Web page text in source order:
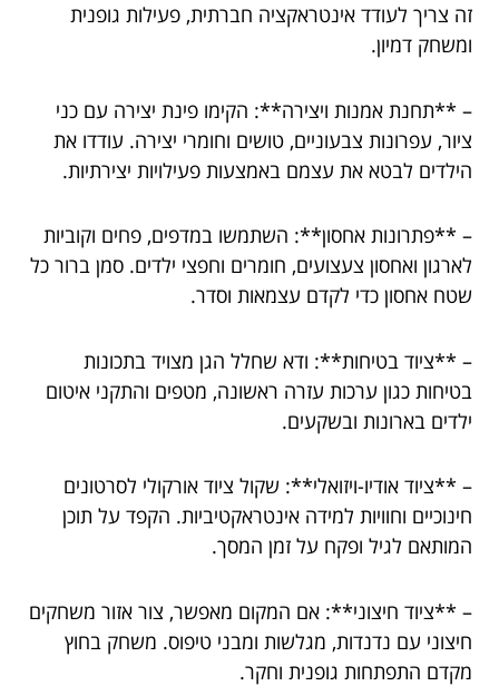
זה צריך לעודד אינטראקציה חברתית, פעילות גופנית
ומשחק דמיון.
– **תחנת אמנות ויצירה**: הקימו פינת יצירה עם כני
ציור, עפרונות צבעוניים, טושים וחומרי יצירה. עודדו את
הילדים לבטא את עצמם באמצעות פעילויות יצירתיות.
– **פתרונות אחסון**: השתמשו במדפים, פחים וקוביות
לארגון ואחסון צעצועים, חומרים וחפצי ילדים. סמן ברור כל
שטח אחסון כדי לקדם עצמאות וסדר.
– **ציוד בטיחות**: ודא שחלל הגן מצויד בתכונות
בטיחות כגון ערכות עזרה ראשונה, מטפים והתקני איטום
ילדים בארונות ובשקעים.
– **ציוד אודיו-ויזואלי**: שקול ציוד אורקולי לסרטונים
חינוכיים וחוויות למידה אינטראקטיביות. הקפד על תוכן
המותאם לגיל ופקח על זמן המסך.
– **ציוד חיצוני**: אם המקום מאפשר, צור אזור משחקים
חיצוני עם נדנדות, מגלשות ומבני טיפוס. משחק בחוץ
מקדם התפתחות גופנית וחקר.